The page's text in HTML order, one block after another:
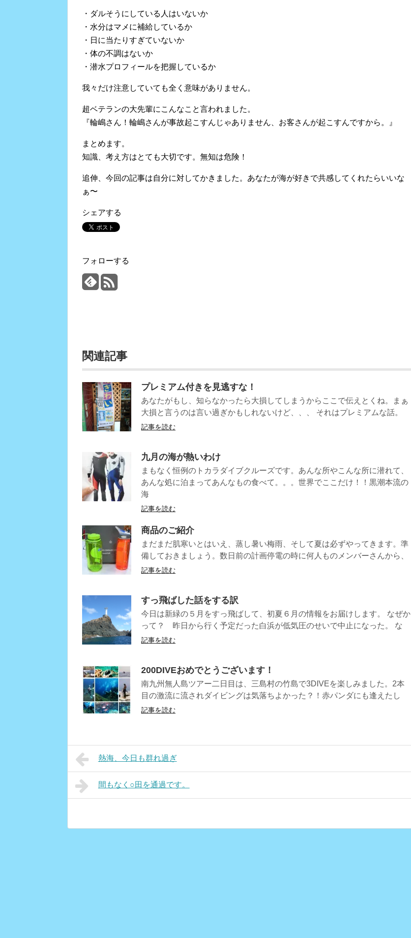
・ダルそうにしている人はいないか
・水分はマメに補給しているか
・日に当たりすぎていないか
・体の不調はないか
・潜水プロフィールを把握しているか
我々だけ注意していても全く意味がありません。
超ベテランの大先輩にこんなこと言われました。
『輪嶋さん！輪嶋さんが事故起こすんじゃありません、お客さんが起こすんですから。』
まとめます。
知識、考え方はとても大切です。無知は危険！
追伸、今回の記事は自分に対してかきました。あなたが海が好きで共感してくれたらいいな
ぁ〜
シェアする
フォローする
関連記事
プレミアム付きを見逃すな！
あなたがもし、知らなかったら大損してしまうからここで伝えとくね。まぁ
大損と言うのは言い過ぎかもしれないけど、、、 それはプレミアムな話。
記事を読む
九月の海が熱いわけ
まもなく恒例のトカラダイブクルーズです。あんな所やこんな所に潜れて、
あんな処に泊まってあんなもの食べて。。。世界でここだけ！！黒潮本流の
海
記事を読む
商品のご紹介
まだまだ肌寒いとはいえ、蒸し暑い梅雨、そして夏は必ずやってきます。準
備しておきましょう。数日前の計画停電の時に何人ものメンバーさんから、
記事を読む
すっ飛ばした話をする訳
今日は新緑の５月をすっ飛ばして、初夏６月の情報をお届けします。 なぜか
って？ 昨日から行く予定だった白浜が低気圧のせいで中止になった。 な
記事を読む
200DIVEおめでとうございます！
南九州無人島ツアー二日目は、三島村の竹島で3DIVEを楽しみました。2本
目の激流に流されダイビングは気落ちよかった？！赤パンダにも逢えたし
記事を読む
熱海、今日も群れ過ぎ
間もなく○田を通過です。